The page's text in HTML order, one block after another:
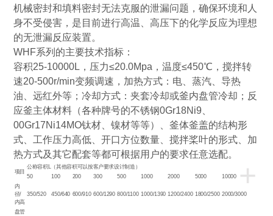
机械密封和填料密封无法克服的泄漏问题，确保环境和人
身不受侵害，是目前进行高温、高压下的化学反应为理想
的无泄漏反应装置。
WHF系列的主要技术指标：
容积25-10000L，压力≤20.0Mpa，温度≤450℃，搅拌转
速20-500r/min变频调速，加热方式：电、蒸汽、导热
油、远红外等；冷却方式：夹套冷却或釜内盘管冷却；反
应釜主体材料（各种牌号的不锈钢0Gr18Ni9、
00Gr17Ni14MO钛材、镍材等等）、釜体釜盖的结构形
式、工作压力高低、开口方位数量、搅拌桨叶的形式、加
热方式及其它配套等都可根据用户的要求任意选配。
+
项目
公称容积L（其他容积可以按客户要求设计制造）
50
100 200 300 500 1000 2000 5000 10000
内
径/
内高
350/520 450/640 600/910 600/1290 800/1100 1000/1390 1200/2400 1800/2500 2000/3000
盘管